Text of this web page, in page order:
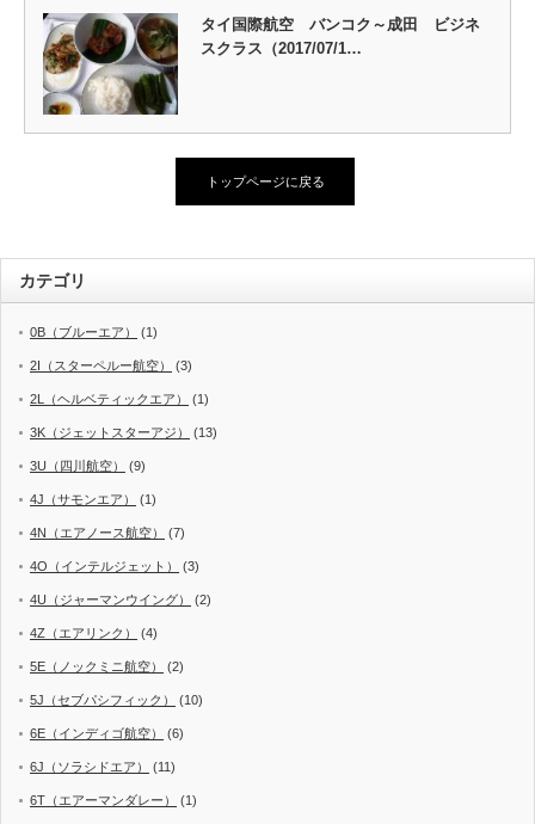
タイ国際航空 バンコク～成田 ビジネ
スクラス（2017/07/1…
トップページに戻る
カテゴリ
0B（ブルーエア） (1)
2I（スターペルー航空） (3)
2L（ヘルベティックエア） (1)
3K（ジェットスターアジ） (13)
3U（四川航空） (9)
4J（サモンエア） (1)
4N（エアノース航空） (7)
4O（インテルジェット） (3)
4U（ジャーマンウイング） (2)
4Z（エアリンク） (4)
5E（ノックミニ航空） (2)
5J（セブパシフィック） (10)
6E（インディゴ航空） (6)
6J（ソラシドエア） (11)
6T（エアーマンダレー） (1)